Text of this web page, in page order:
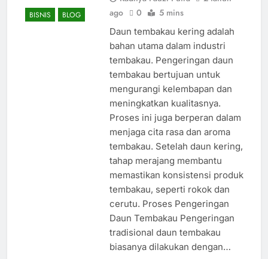
BISNIS BLOG
ago
0 5 mins
Daun tembakau kering adalah
bahan utama dalam industri
tembakau. Pengeringan daun
tembakau bertujuan untuk
mengurangi kelembapan dan
meningkatkan kualitasnya.
Proses ini juga berperan dalam
menjaga cita rasa dan aroma
tembakau. Setelah daun kering,
tahap merajang membantu
memastikan konsistensi produk
tembakau, seperti rokok dan
cerutu. Proses Pengeringan
Daun Tembakau Pengeringan
tradisional daun tembakau
biasanya dilakukan dengan…